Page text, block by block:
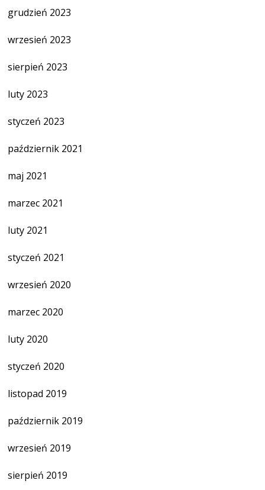
grudzień 2023
wrzesień 2023
sierpień 2023
luty 2023
styczeń 2023
październik 2021
maj 2021
marzec 2021
luty 2021
styczeń 2021
wrzesień 2020
marzec 2020
luty 2020
styczeń 2020
listopad 2019
październik 2019
wrzesień 2019
sierpień 2019